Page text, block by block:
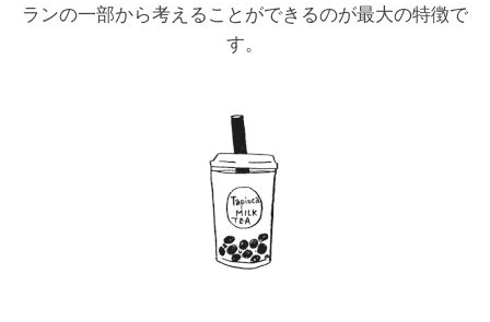
ランの一部から考えることができるのが最大の特徴で
す。